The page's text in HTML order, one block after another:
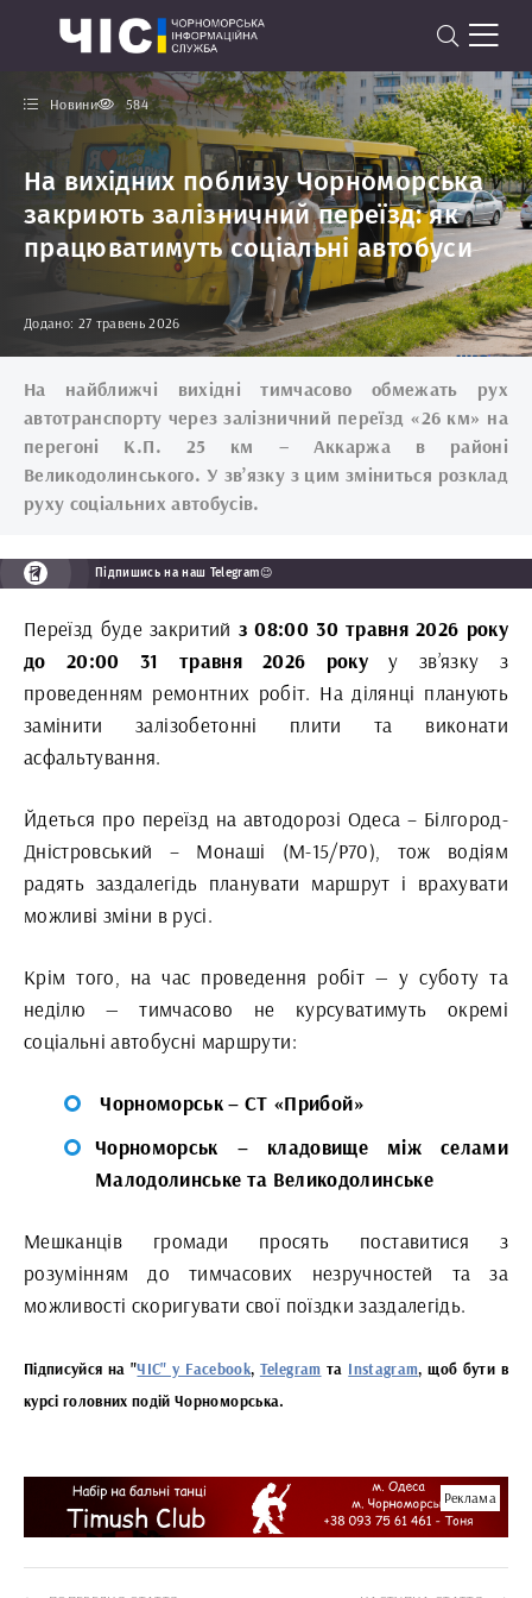
Новини 584
На вихідних поблизу Чорноморська
закриють залізничний переїзд: як
працюватимуть соціальні автобуси
Додано: 27 травень 2026
На найближчі вихідні тимчасово обмежать рух
автотранспорту через залізничний переїзд «26 км» на
перегоні К.П. 25 км – Аккаржа в районі
Великодолинського. У зв’язку з цим зміниться розклад
руху соціальних автобусів.
Підпишись на наш Telegram😉
Переїзд буде закритий з 08:00 30 травня 2026 року
до 20:00 31 травня 2026 року у зв’язку з
проведенням ремонтних робіт. На ділянці планують
замінити залізобетонні плити та виконати
асфальтування.
Йдеться про переїзд на автодорозі Одеса – Білгород-
Дністровський – Монаші (М-15/Р70), тож водіям
радять заздалегідь планувати маршрут і врахувати
можливі зміни в русі.
Крім того, на час проведення робіт — у суботу та
неділю — тимчасово не курсуватимуть окремі
соціальні автобусні маршрути:
Чорноморськ – СТ «Прибой»
Чорноморськ – кладовище між селами
Малодолинське та Великодолинське
Мешканців громади просять поставитися з
розумінням до тимчасових незручностей та за
можливості скоригувати свої поїздки заздалегідь.
Підписуйся на "ЧІС" у Facebook, Telegram та Instagram, щоб бути в
курсі головних подій Чорноморська.
Реклама